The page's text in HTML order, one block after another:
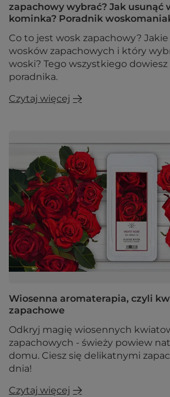
zapachowy wybrać? Jak usunąć
kominka? Poradnik
Co to jest wosk zapachowy? Jakie
wosków zapachowych i który
woski? Tego wszystkiego dowiesz
poradnika.
Czytaj więcej
Wiosenna aromaterapia, czyli
zapachowe
Odkryj magię wiosennych
zapachowych - świeży powiew
domu. Ciesz się delikatnymi
dnia!
Czytaj więcej